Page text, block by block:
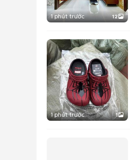
1 phút trước 12
1 phút trước 1